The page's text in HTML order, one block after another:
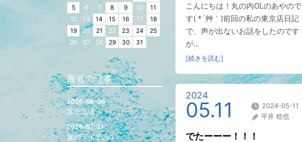
こんにちは！丸の内OLのあやので
す( *´艸｀)前回の私の東京店日記
で、声が出ないお話をしたのです
が...
[続きを読む]
2024
05.11
2024-05-11
平井 稔也
でたーーー！！！
5
6 7 8 9 10
11
12
13 14 15 16 17
18
19
20 21 22 23 24
25
26
27 28 29 30 31
最近の記事
2026-08-06
富士五湖
2026-07-31
夏のアイテム！